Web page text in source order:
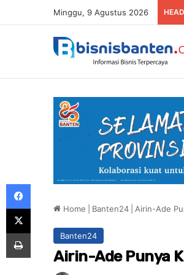
Minggu, 9 Agustus 2026
Home Banten24 Airin-Ade
Banten24
Airin-Ade Punya
Facebook